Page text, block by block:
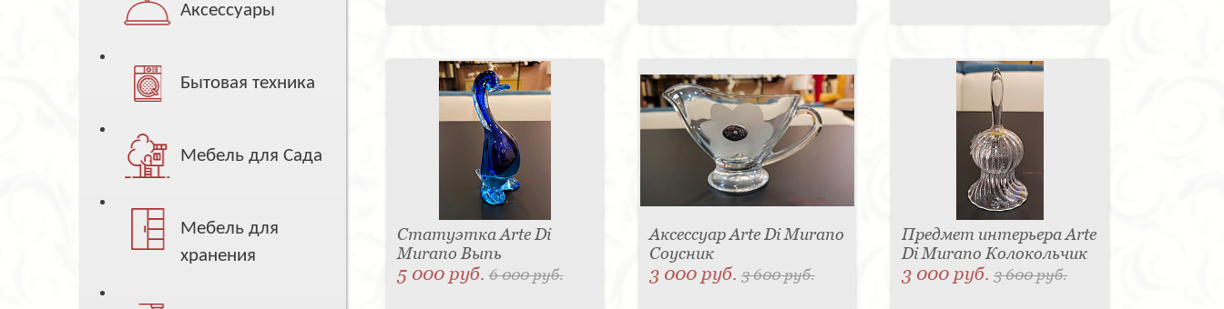
Аксессуары
Бытовая техника
Мебель для Сада
Мебель для
хранения
Статуэтка Arte Di
Murano Выпь
5 000 руб.6 000 руб.
Аксессуар Arte Di Murano
Соусник
3 000 руб. 3 600 руб.
Предмет интерьера Arte
Di Murano Колокольчик
3 000 руб.3 600 руб.